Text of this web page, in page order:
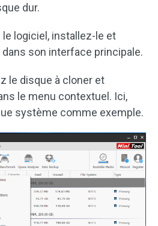
dur.
le logiciel, installez-le et
son interface principale.
le disque à cloner et
le menu contextuel. Ici,
système comme exemple.